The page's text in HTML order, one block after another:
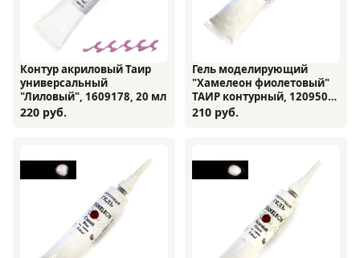
Контур акриловый Таир
универсальный
"Лиловый", 1609178, 20 мл
220 руб.
Гель моделирующий
"Хамелеон фиолетовый"
ТАИР контурный, 1209505,
20 мл
210 руб.